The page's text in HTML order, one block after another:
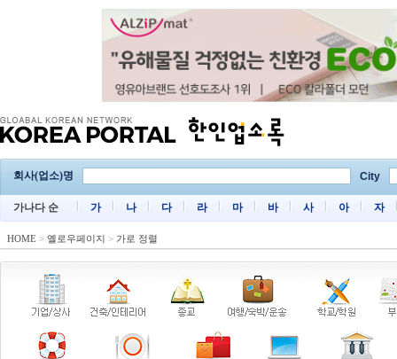
회사(업소)명 City
가나다 순 가 나 다 라 마 바 사 아 자
HOME > 옐로우페이지 > 가로 정렬